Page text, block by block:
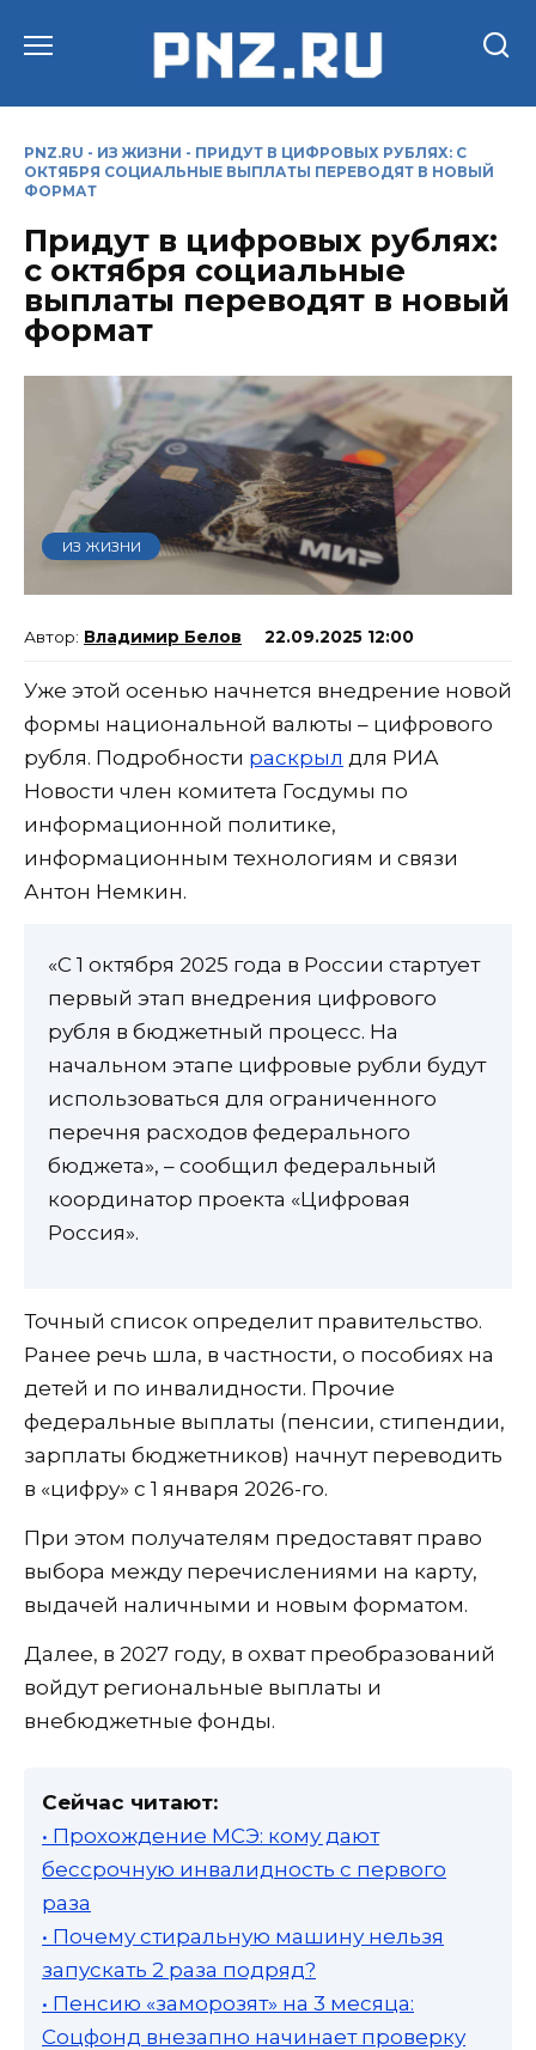
PNZ.RU - ИЗ ЖИЗНИ - ПРИДУТ В ЦИФРОВЫХ РУБЛЯХ: С
ОКТЯБРЯ СОЦИАЛЬНЫЕ ВЫПЛАТЫ ПЕРЕВОДЯТ В НОВЫЙ
ФОРМАТ
Придут в цифровых рублях:
с октября социальные
выплаты переводят в новый
формат
ИЗ ЖИЗНИ
Владимир Белов 22.09.2025 12:00
Уже этой осенью начнется внедрение новой
формы национальной валюты – цифрового
рубля. Подробности раскрыл для РИА
Новости член комитета Госдумы по
информационной политике,
информационным технологиям и связи
Антон Немкин.
«С 1 октября 2025 года в России стартует
первый этап внедрения цифрового
рубля в бюджетный процесс. На
начальном этапе цифровые рубли будут
использоваться для ограниченного
перечня расходов федерального
бюджета», – сообщил федеральный
координатор проекта «Цифровая
Россия».
Точный список определит правительство.
Ранее речь шла, в частности, о пособиях на
детей и по инвалидности. Прочие
федеральные выплаты (пенсии, стипендии,
зарплаты бюджетников) начнут переводить
в «цифру» с 1 января 2026-го.
При этом получателям предоставят право
выбора между перечислениями на карту,
выдачей наличными и новым форматом.
Далее, в 2027 году, в охват преобразований
войдут региональные выплаты и
внебюджетные фонды.
Сейчас читают:
• Прохождение МСЭ: кому дают
бессрочную инвалидность с первого
раза
• Почему стиральную машину нельзя
запускать 2 раза подряд?
• Пенсию «заморозят» на 3 месяца:
Соцфонд внезапно начинает проверку